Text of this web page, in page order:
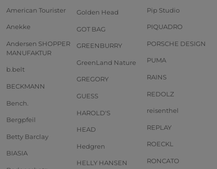
American Tourister
Anekke
Andersen SHOPPER
MANUFAKTUR
b.belt
BECKMANN
Bench.
Bergpfeil
Betty Barclay
BIASIA
Golden Head
GOT BAG
GREENBURRY
GreenLand Nature
GREGORY
GUESS
HAROLD'S
HEAD
Hedgren
HELLY HANSEN
Pip Studio
PIQUADRO
PORSCHE DESIGN
PUMA
RAINS
REDOLZ
reisenthel
REPLAY
ROECKL
RONCATO